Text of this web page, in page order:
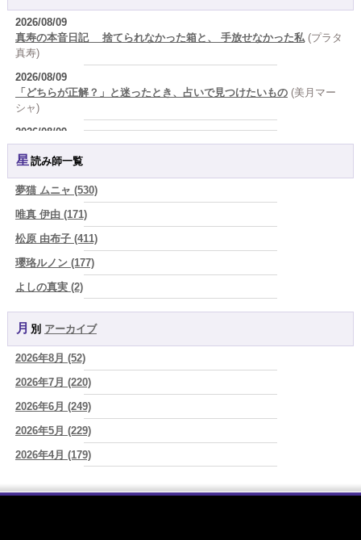
2026/08/09
真寿の本音日記 捨てられなかった箱と、 手放せなかった私 (プラタ
真寿)
2026/08/09
「どちらが正解？」と迷ったとき、占いで見つけたいもの (美月マー
シャ)
2026/08/09
答えを急がない恋ほど、長く続く。 (唯真 伊由)
人生は、いつか終わるのだから未来への準備が今日を豊かにする
巳華 - Mamika -)
「母親になったら女は終わり』なんて誰が決めた？その言葉を信じた
瞬間から、あなたの人生は他人の脚本になっている」
2026/08/08
「人生が変わらない人には、ある共通点がある 裏切った人を許すので
はなく、自分を裏切り続けることをやめない人 (芽百マミム)
2026/08/08
生きづらさと恋愛の悩みを繰り返すあなたへ
2026/08/08
真寿の開運Cooking 鮭が教えてくれた、"積み重ねた先にある豊か
さ" (プラタ 真寿)
2026/08/07
『頑張って好かれる』を やめてみました。届いた 一通のメッセー
ジ。 (プラタ 真寿)
2026/08/07
星読み師一覧
夢猫 ムニャ (530)
唯真 伊由 (171)
松原 由布子 (411)
瓔珞ルノン (177)
よしの真実 (2)
YOSHIKI (58)
よみ (39)
一之森 陽柑 (26)
椰奈空 (64)
ワカリミ (1)
神楽峰ヴィスカ (10)
赤羽うさぎ (341)
月別 アーカイブ
2026年8月 (52)
2026年7月 (220)
2026年6月 (249)
2026年5月 (229)
2026年4月 (179)